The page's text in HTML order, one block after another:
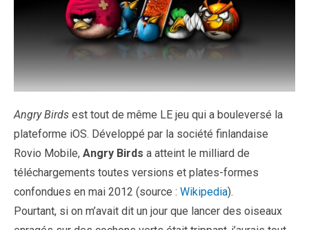
Angry Birds est tout de même LE jeu qui a bouleversé la
plateforme iOS. Développé par la société finlandaise
Rovio Mobile, Angry Birds a atteint le milliard de
téléchargements toutes versions et plates-formes
confondues en mai 2012 (source : Wikipedia).
Pourtant, si on m’avait dit un jour que lancer des oiseaux